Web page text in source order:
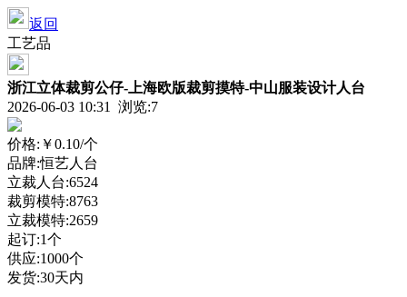
返回
工艺品
浙江立体裁剪公仔-上海欧版裁剪摸特-中山服装设计人台
2026-06-03 10:31 浏览:7
价格: ￥0.10/个
品牌:恒艺人台
立裁人台:6524
裁剪模特:8763
立裁模特:2659
起订:1个
供应:1000个
发货:30天内